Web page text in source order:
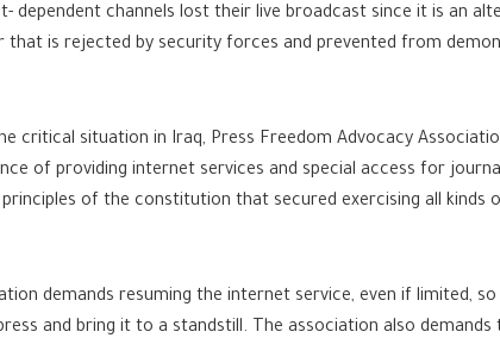
dependent channels lost their live broadcast since it is an
is rejected by security forces and prevented from
critical situation in Iraq, Press Freedom Advocacy
of providing internet services and special access for
of the constitution that secured exercising all kinds
demands resuming the internet service, even if limited,
and bring it to a standstill. The association also